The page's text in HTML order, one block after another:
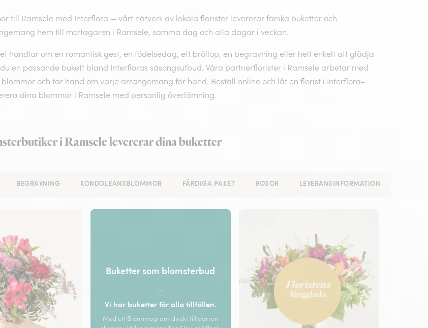
till Ramsele med Interflora — vårt nätverk av lokala florister levererar färska buketter och
hem till mottagaren i Ramsele, samma dag och alla dagar i veckan.
handlar om en romantisk gest, en födelsedag, ett bröllop, en begravning eller helt enkelt att glädja
en passande bukett bland Interfloras säsongsutbud. Våra partnerflorister i Ramsele arbetar med
och tar hand om varje arrangemang för hand. Beställ online och låt en florist i Interflora-
dina blommor i Ramsele med personlig överlämning.
i Ramsele levererar dina buketter
BEGRAVNING KONDOLEANSBLOMMOR FÄRDIGA PAKET ROSOR LEVERANSINFORMATION
Buketter som blomsterbud
—
Vi har buketter för alla tillfällen.
Med ett Blommogram direkt till dörren